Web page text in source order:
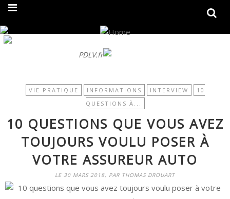
PDLV.fr
VIE PRATIQUE INFORMATIONS INTERVIEW
10
QUESTIONS À...
10 QUESTIONS QUE VOUS AVEZ
TOUJOURS VOULU POSER À
VOTRE ASSUREUR AUTO
LE 30 MARS 2018, PAR THOMAS DROUART